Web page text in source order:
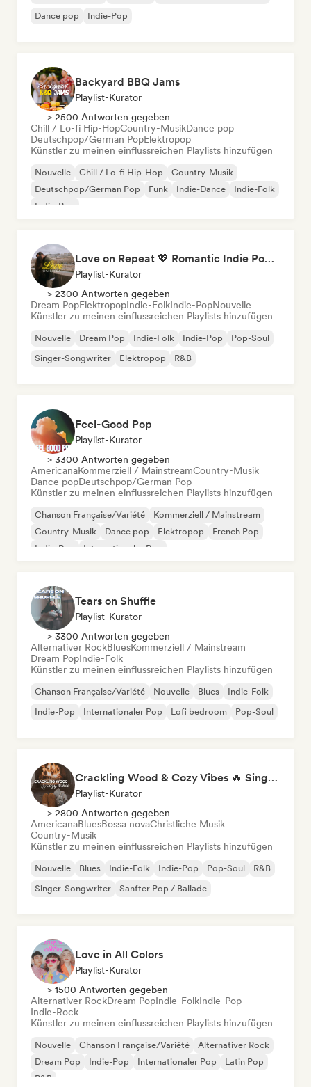
Dance pop
Indie-Pop
Backyard BBQ Jams
Playlist-Kurator
> 2500 Antworten gegeben
Chill / Lo-fi Hip-HopCountry-MusikDance pop
Deutschpop/German PopElektropop
Künstler zu meinen einflussreichen Playlists hinzufügen
Nouvelle Chill / Lo-fi Hip-Hop
Country-Musik
Deutschpop/German Pop
Funk Indie-Dance
Indie-Folk
Indie-Pop
Love on Repeat 💖 Romantic Indie Pop, Neo Soul & Singer-Songwriter
Playlist-Kurator
> 2300 Antworten gegeben
Dream PopElektropopIndie-FolkIndie-PopNouvelle
Künstler zu meinen einflussreichen Playlists hinzufügen
Nouvelle Dream Pop Indie-Folk Indie-Pop
Pop-Soul
Singer-Songwriter
Elektropop R&B
Feel-Good Pop
Playlist-Kurator
> 3300 Antworten gegeben
AmericanaKommerziell / MainstreamCountry-Musik
Dance popDeutschpop/German Pop
Künstler zu meinen einflussreichen Playlists hinzufügen
Chanson Française/Variété
Kommerziell / Mainstream
Country-Musik
Dance pop Elektropop
French Pop
Indie-Pop
Internationaler Pop
Tears on Shuffle
Playlist-Kurator
> 3300 Antworten gegeben
Alternativer RockBluesKommerziell / Mainstream
Dream PopIndie-Folk
Künstler zu meinen einflussreichen Playlists hinzufügen
Chanson Française/Variété Nouvelle Blues
Indie-Folk
Indie-Pop
Internationaler Pop Lofi bedroom Pop-Soul
Crackling Wood & Cozy Vibes 🔥 Singer-Songwriter, Dream Pop & Bedroom Pop
Playlist-Kurator
> 2800 Antworten gegeben
AmericanaBluesBossa novaChristliche Musik
Country-Musik
Künstler zu meinen einflussreichen Playlists hinzufügen
Nouvelle Blues Indie-Folk Indie-Pop Pop-Soul
R&B
Singer-Songwriter
Sanfter Pop / Ballade
Love in All Colors
Playlist-Kurator
> 1500 Antworten gegeben
Alternativer RockDream PopIndie-FolkIndie-Pop
Indie-Rock
Künstler zu meinen einflussreichen Playlists hinzufügen
Nouvelle Chanson Française/Variété
Alternativer Rock
Dream Pop
Indie-Pop Internationaler Pop
Latin Pop
R&B